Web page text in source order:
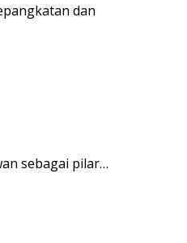
dan
sebagai pilar…